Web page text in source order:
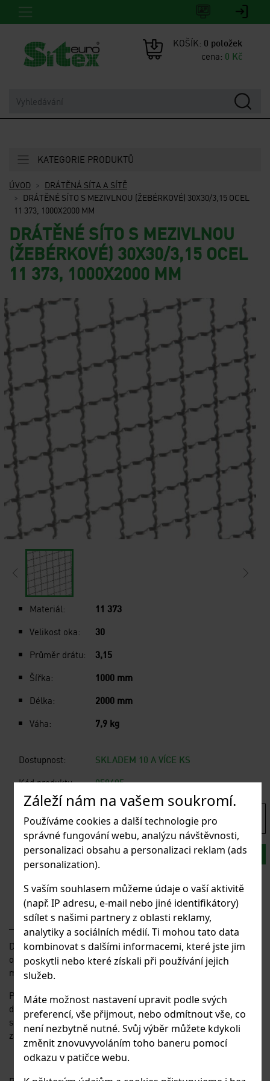
Záleží nám na vašem soukromí.
Používáme cookies a další technologie pro
správné fungování webu, analýzu návštěvnosti,
personalizaci obsahu a personalizaci reklam (ads
personalization).
S vaším souhlasem můžeme údaje o vaší aktivitě
(např. IP adresu, e-mail nebo jiné identifikátory)
sdílet s našimi partnery z oblasti reklamy,
analytiky a sociálních médií. Ti mohou tato data
kombinovat s dalšími informacemi, které jste jim
poskytli nebo které získali při používání jejich
služeb.
Máte možnost nastavení upravit podle svých
preferencí, vše přijmout, nebo odmítnout vše, co
není nezbytně nutné. Svůj výběr můžete kdykoli
změnit znovuvyvoláním toho baneru pomocí
odkazu v patičce webu.
KOŠÍK: 0 položek
cena: 0 Kč
ÚVOD
DRÁTĚNÁ SÍTA A SÍTĚ
DRÁTĚNÉ SÍTO S MEZIVLNOU (ŽEBÉRKOVÉ) 30X30/3,15 OCEL
11 373, 1000X2000 MM
DRÁTĚNÉ SÍTO S MEZIVLNOU
(ŽEBÉRKOVÉ) 30X30/3,15 OCEL
11 373, 1000X2000 MM
Materiál:
11 373
Velikost oka:
30
Průměr drátu:
3,15
Šířka:
1000 mm
Délka:
2000 mm
Váha:
7,9 kg
Dostupnost:
SKLADEM 10 A VÍCE KS
Kód produktu:
059405
719 Kč
bez DPH
KS: DO KOŠÍKU
Budete nakupovat větší množství kusů?
Poptávkový formulář
Drátěná síta s volnější vazbou síta, velký poměr mezi velikostí
oka a průměrem drátu. Síto lze dodat v rolích nebo formátech
max. do šíře 2000mm.
Použití: síta na grilování, do plotových rámů; kryty; zábrany;
dělící stěny; stěny přepravních palet, regálů; kovový nábytek;
schodišťové zábradlí; klece pro chov; třídicí síta; architektura;
zábrany pro bazény apod.
KATEGORIE PRODUKTŮ